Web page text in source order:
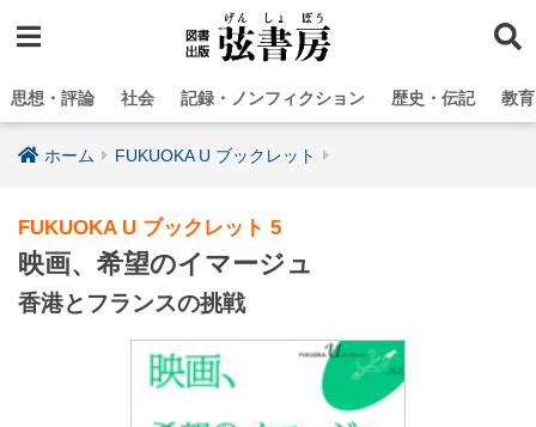
思想・評論 社会 記録・ノンフィクション 歴史・伝記 教
ホーム FUKUOKA U ブックレット
FUKUOKA U ブックレット 5
映画、希望のイマージュ
香港とフランスの挑戦